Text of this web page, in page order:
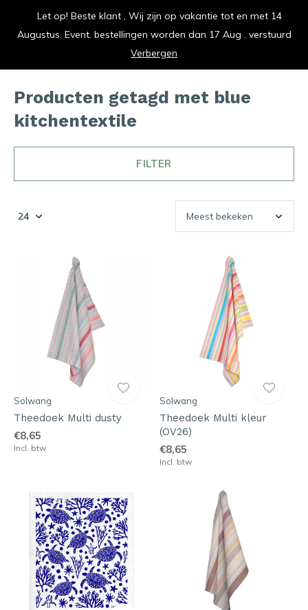
vrolijk je keuken op
Producten getagd met blue
kitchentextile
FILTER
Solwang
Theedoek Multi dusty
€8,65
Incl. btw
Solwang
Theedoek Multi kleur
(OV26)
€8,65
Incl. btw
Let op! Beste klant , Wij zijn op vakantie tot en met 14
Augustus. Event. bestellingen worden dan 17 Aug . verstuurd
Verbergen